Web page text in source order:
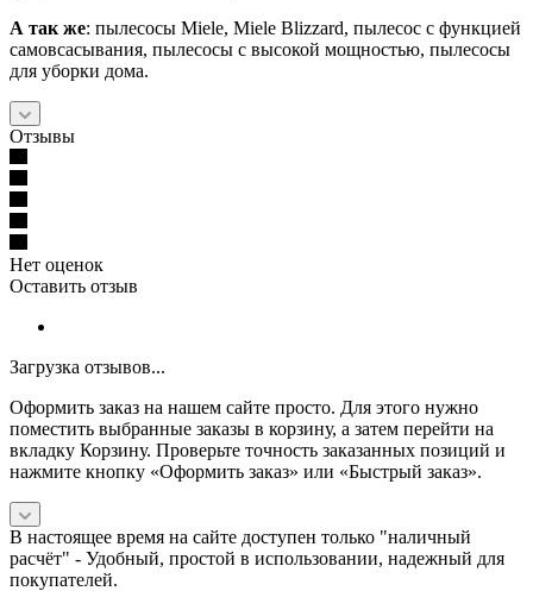
А так же: пылесосы Miele, Miele Blizzard, пылесос с функцией
самовсасывания, пылесосы с высокой мощностью, пылесосы
для уборки дома.
Отзывы
Нет оценок
Оставить отзыв
Загрузка отзывов...
Оформить заказ на нашем сайте просто. Для этого нужно
поместить выбранные заказы в корзину, а затем перейти на
вкладку Корзину. Проверьте точность заказанных позиций и
нажмите кнопку «Оформить заказ» или «Быстрый заказ».
В настоящее время на сайте доступен только "наличный
расчёт" - Удобный, простой в использовании, надежный для
покупателей.